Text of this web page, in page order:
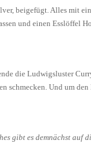
beigefügt. Alles mit
und einen Esslöffel
die Ludwigsluster
schmecken. Und um
gibt es demnächst auf